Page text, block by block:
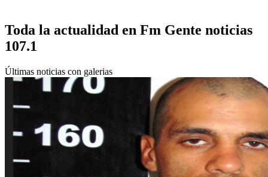
Toda la actualidad en Fm Gente noticias
107.1
Últimas noticias con galerias